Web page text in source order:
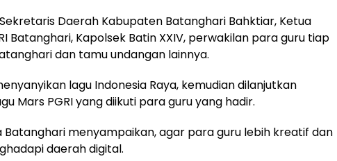
Daerah Kabupaten Batanghari Bahktiar, Ketua
Batanghari, Kapolsek Batin XXIV, perwakilan para guru tiap
dan tamu undangan lainnya.
lagu Indonesia Raya, kemudian dilanjutkan
Mars PGRI yang diikuti para guru yang hadir.
Batanghari menyampaikan, agar para guru lebih kreatif dan
daerah digital.